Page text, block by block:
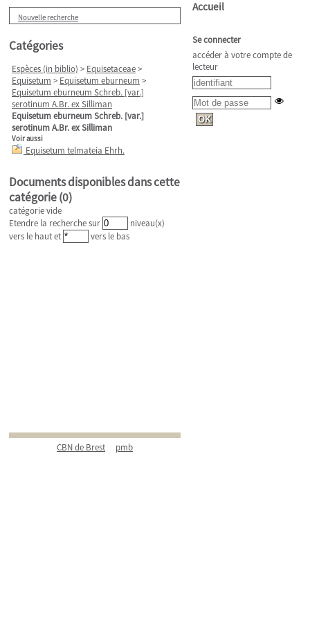
Nouvelle recherche
Catégories
Espèces (in biblio) > Equisetaceae>
Equisetum > Equisetum eburneum >
Equisetum eburneum Schreb. [var.]
serotinum A.Br. ex Silliman
Equisetum eburneum Schreb. [var.]
serotinum A.Br. ex Silliman
Voir aussi
Equisetum telmateia Ehrh.
Documents disponibles dans cette
catégorie (0)
catégorie vide
Etendre la recherche sur
niveau(x)
vers le haut et
vers le bas
CBN de Brest pmb
Accueil
Se connecter
accéder à votre compte de
lecteur